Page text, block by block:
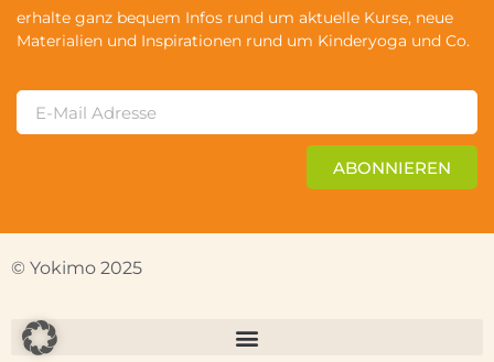
erhalte ganz bequem Infos rund um aktuelle Kurse, neue
Materialien und Inspirationen rund um Kinderyoga und Co.
ABONNIEREN
© Yokimo 2025